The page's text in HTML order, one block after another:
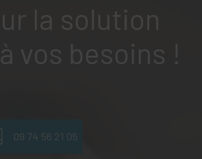
la solution
vos besoins !
09 74 56 21 05